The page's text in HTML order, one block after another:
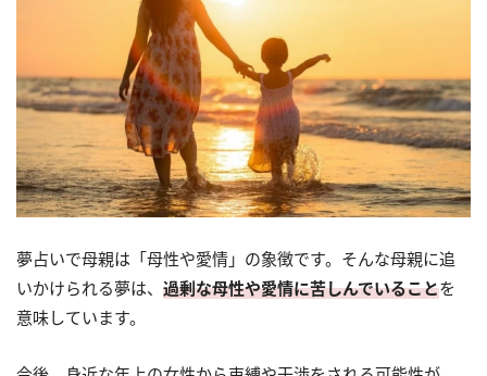
夢占いで母親は「母性や愛情」の象徴です。そんな母親に追
いかけられる夢は、 過剰な母性や愛情に苦しんでいることを
意味しています。